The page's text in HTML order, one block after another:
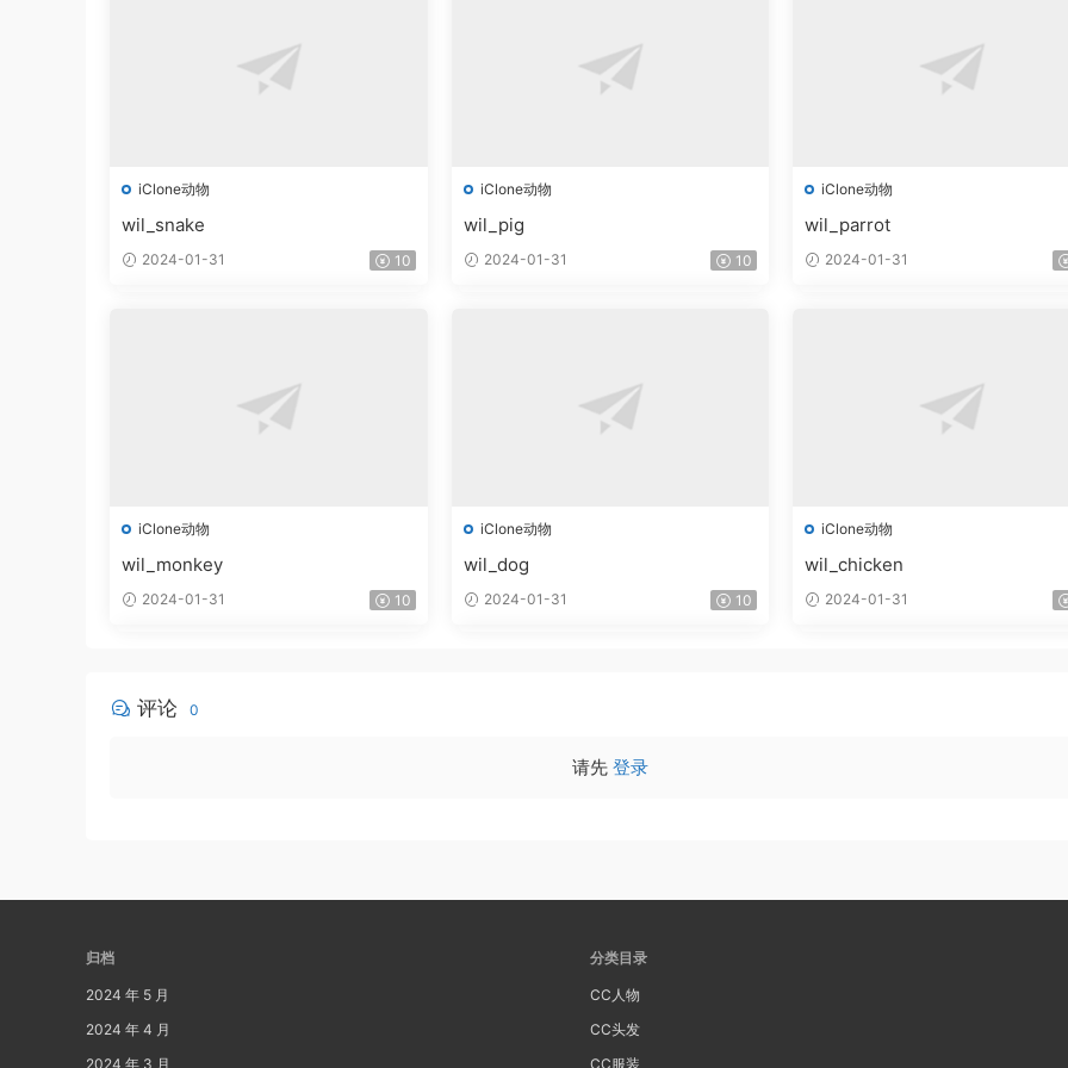
iClone动物
wil_snake
2024-01-31 10
iClone动物
wil_pig
2024-01-31 10
iClone动物
wil_parrot
2024-01-31
iClone动物
wil_monkey
2024-01-31 10
iClone动物
wil_dog
2024-01-31 10
iClone动物
wil_chicken
2024-01-31
评论 0
请先 登录
归档
2024 年 5 月
2024 年 4 月
2024 年 3 月
分类目录
CC人物
CC头发
CC服装